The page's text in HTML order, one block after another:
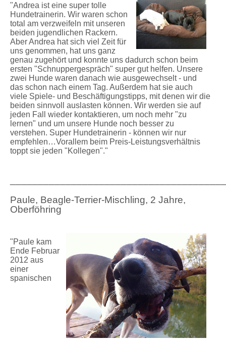
"Andrea ist eine super tolle
Hundetrainerin. Wir waren schon
total am verzweifeln mit unseren
beiden jugendlichen Rackern.
Aber Andrea hat sich viel Zeit für
uns genommen, hat uns ganz
genau zugehört und konnte uns dadurch schon beim
ersten "Schnuppergespräch" super gut helfen. Unsere
zwei Hunde waren danach wie ausgewechselt - und
das schon nach einem Tag. Außerdem hat sie auch
viele Spiele- und Beschäftigungstipps, mit denen wir die
beiden sinnvoll auslasten können. Wir werden sie auf
jeden Fall wieder kontaktieren, um noch mehr "zu
lernen" und um unsere Hunde noch besser zu
verstehen. Super Hundetrainerin - können wir nur
empfehlen…Vorallem beim Preis-Leistungsverhältnis
toppt sie jeden "Kollegen"."
Paule, Beagle-Terrier-Mischling, 2 Jahre,
Oberföhring
"Paule kam
Ende Februar
2012 aus
einer
spanischen